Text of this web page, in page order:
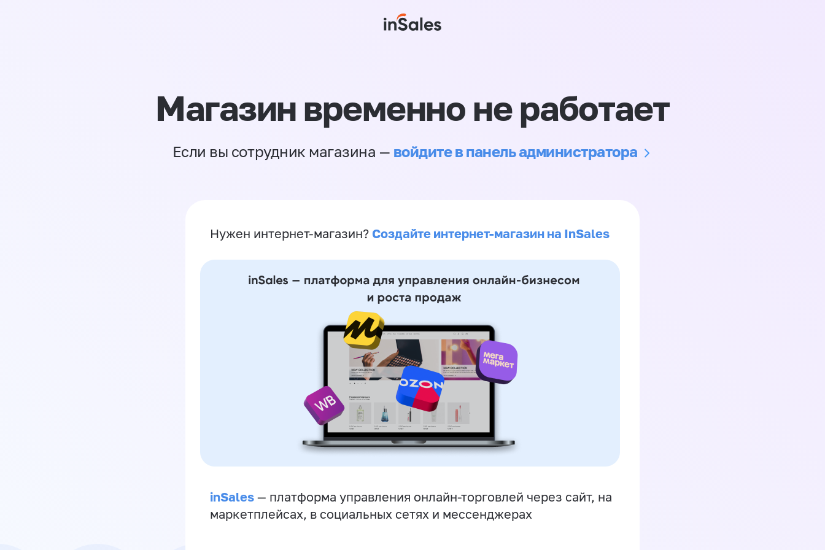
Магазин временно не работает
Если вы сотрудник магазина — войдите в панель администратора
Нужен интернет-магазин? Создайте интернет-магазин на InSales
inSales — платформа управления онлайн-торговлей через сайт, на
маркетплейсах, в социальных сетях и мессенджерах